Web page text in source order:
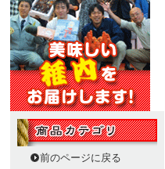
前のページに戻る